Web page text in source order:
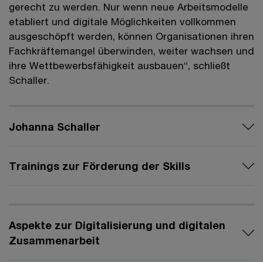
gerecht zu werden. Nur wenn neue Arbeitsmodelle
etabliert und digitale Möglichkeiten vollkommen
ausgeschöpft werden, können Organisationen ihren
Fachkräftemangel überwinden, weiter wachsen und
ihre Wettbewerbsfähigkeit ausbauen“, schließt
Schaller.
Johanna Schaller
Trainings zur Förderung der Skills
Aspekte zur Digitalisierung und digitalen
Zusammenarbeit